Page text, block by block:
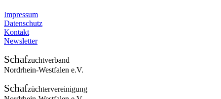
Impressum
Datenschutz
Kontakt
Newsletter
Schafzuchtverband
Nordrhein-Westfalen e.V.
Schafzüchtervereinigung